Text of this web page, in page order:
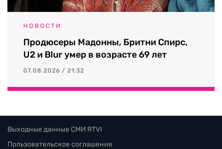
НОВОСТИ
Продюсеры Мадонны, Бритни Спирс,
U2 и Blur умер в возрасте 69 лет
07.08.2026 / 21:32
Выходные данные СМИ RTVI
Пользовательское соглашение